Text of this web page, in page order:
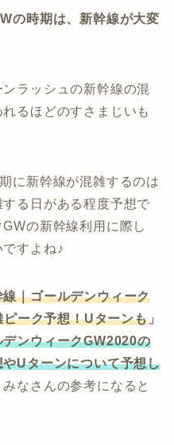
の時期は、新幹線が大変
ラッシュの新幹線の混
るほどのすさまじいも
に新幹線が混雑するのは
る日がある程度予想で
の新幹線利用に際し
すよね♪
｜ゴールデンウィーク
ーク予想！Uターンも」
ンウィークGW2020の
やUターンについて予想し
なさんの参考になると